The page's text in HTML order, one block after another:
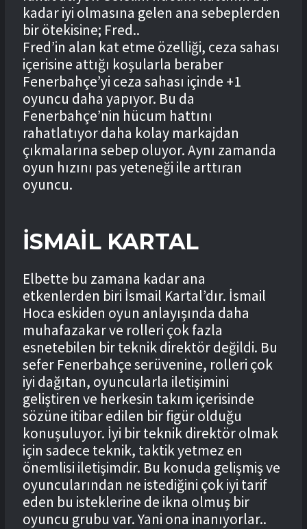
kadar iyi olmasına gelen ana sebeplerden
bir ötekisine; Fred..
Fred’in alan kat etme özelliği, ceza sahası
içerisine attığı koşularla beraber
Fenerbahçe’yi ceza sahası içinde +1
oyuncu daha yapıyor. Bu da
Fenerbahçe’nin hücum hattını
rahatlatıyor daha kolay markajdan
çıkmalarına sebep oluyor. Aynı zamanda
oyun hızını pas yeteneği ile arttıran
oyuncu.
İSMAİL KARTAL
Elbette bu zamana kadar ana
etkenlerden biri İsmail Kartal’dır. İsmail
Hoca eskiden oyun anlayışında daha
muhafazakar ve rolleri çok fazla
esnetebilen bir teknik direktör değildi. Bu
sefer Fenerbahçe serüvenine, rolleri çok
iyi dağıtan, oyuncularla iletişimini
geliştiren ve herkesin takım içerisinde
sözüne itibar edilen bir figür olduğu
konuşuluyor. İyi bir teknik direktör olmak
için sadece teknik, taktik yetmez en
önemlisi iletişimdir. Bu konuda gelişmiş ve
oyuncularından ne istediğini çok iyi tarif
eden bu isteklerine de ikna olmuş bir
oyuncu grubu var. Yani ona inanıyorlar..